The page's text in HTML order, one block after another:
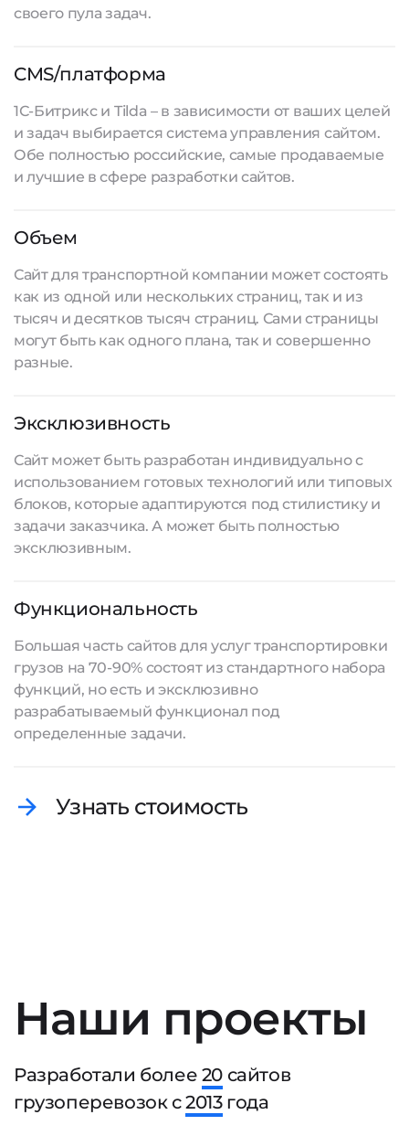
своего пула задач.
CMS/платформа
1С-Битрикс и Tilda – в зависимости от ваших целей
и задач выбирается система управления сайтом.
Обе полностью российские, самые продаваемые
и лучшие в сфере разработки сайтов.
Объем
Сайт для транспортной компании может состоять
как из одной или нескольких страниц, так и из
тысяч и десятков тысяч страниц. Сами страницы
могут быть как одного плана, так и совершенно
разные.
Эксклюзивность
Сайт может быть разработан индивидуально с
использованием готовых технологий или типовых
блоков, которые адаптируются под стилистику и
задачи заказчика. А может быть полностью
эксклюзивным.
Функциональность
Большая часть сайтов для услуг транспортировки
грузов на 70-90% состоят из стандартного набора
функций, но есть и эксклюзивно
разрабатываемый функционал под
определенные задачи.
Узнать стоимость
Наши проекты
Разработали более 20 сайтов
грузоперевозок с2013года